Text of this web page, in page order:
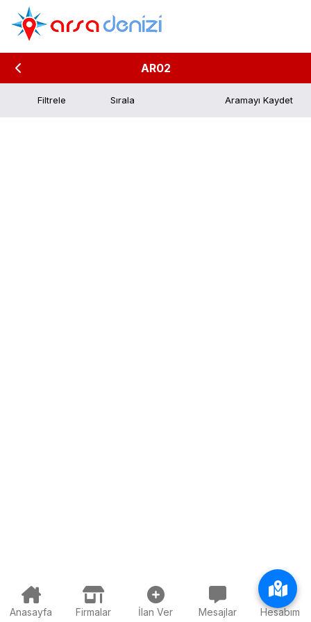
AR02
Filtrele Aramayı Kaydet
Anasayfa Firmalar İlan Ver Mesajlar Hesabım